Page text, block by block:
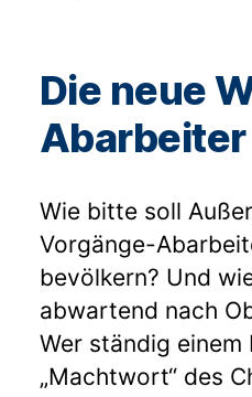
Die neue
Abarbeiter
Wie bitte soll
Vorgänge-
bevölkern? Und
abwartend nach
Wer ständig
„Machtwort“ des